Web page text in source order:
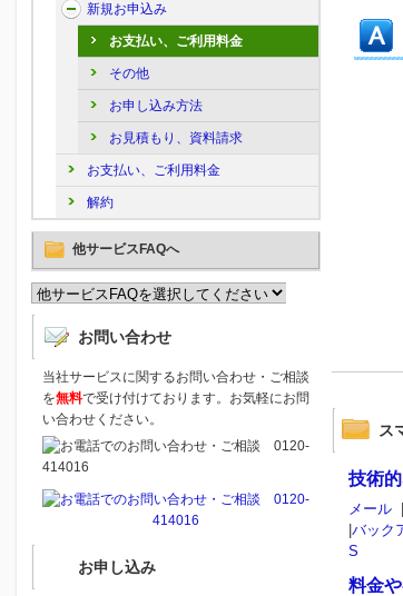
新規お申込み
お支払い、ご利用料金
その他
お申し込み方法
お見積もり、資料請求
お支払い、ご利用料金
解約
他サービスFAQへ
お問い合わせ
当社サービスに関するお問い合わせ・ご相談
を無料で受け付けております。お気軽にお問
い合わせください。
お申し込み
ス
技術
メール
バック
S
料金